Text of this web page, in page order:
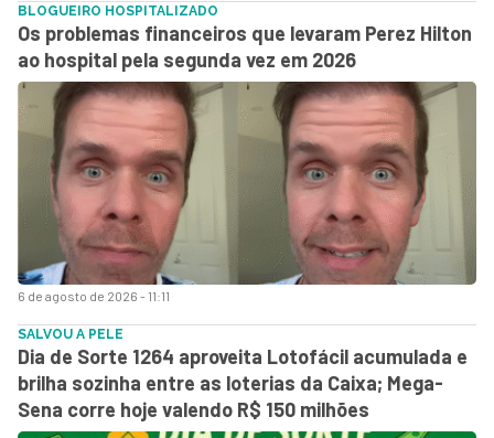
6 de agosto de 2026 - 11:11
BLOGUEIRO HOSPITALIZADO
Os problemas financeiros que levaram Perez Hilton
ao hospital pela segunda vez em 2026
SALVOU A PELE
Dia de Sorte 1264 aproveita Lotofácil acumulada e
brilha sozinha entre as loterias da Caixa; Mega-
Sena corre hoje valendo R$ 150 milhões